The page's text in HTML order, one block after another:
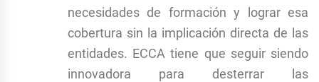
necesidades de formación y lograr esa
cobertura sin la implicación directa de las
entidades. ECCA tiene que seguir siendo
innovadora para desterrar las